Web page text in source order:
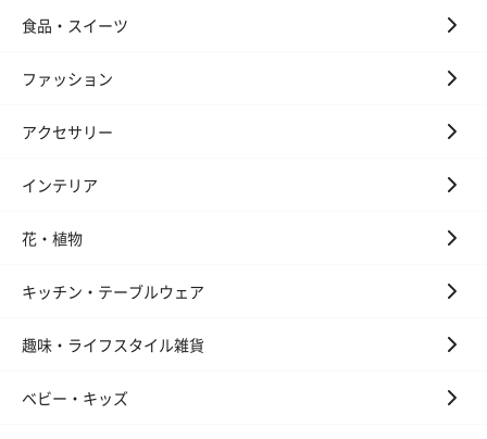
食品・スイーツ
ファッション
アクセサリー
インテリア
花・植物
キッチン・テーブルウェア
趣味・ライフスタイル雑貨
ベビー・キッズ